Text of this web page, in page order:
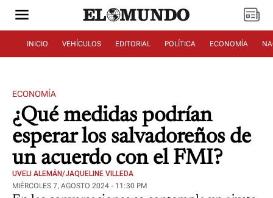
INICIO VEHÍCULOS EDITORIAL POLÍTICA ECONOMÍA
ECONOMÍA
¿Qué medidas podrían
esperar los salvadoreños de
un acuerdo con el FMI?
UVELI ALEMÁN/JAQUELINE VILLEDA
MIÉRCOLES 7, AGOSTO 2024 - 11:30 PM